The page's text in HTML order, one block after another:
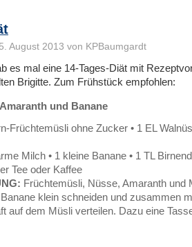
August 2013 von KPBaumgardt
es mal eine 14-Tages-Diät mit
Brigitte. Zum Frühstück empfohlen:
und Banane
Früchtemüsli ohne Zucker • 1 EL
Milch • 1 kleine Banane • 1 TL
Tee oder Kaffee
Früchtemüsli, Nüsse, Amaranth und
klein schneiden und zusammen
auf dem Müsli verteilen. Dazu eine